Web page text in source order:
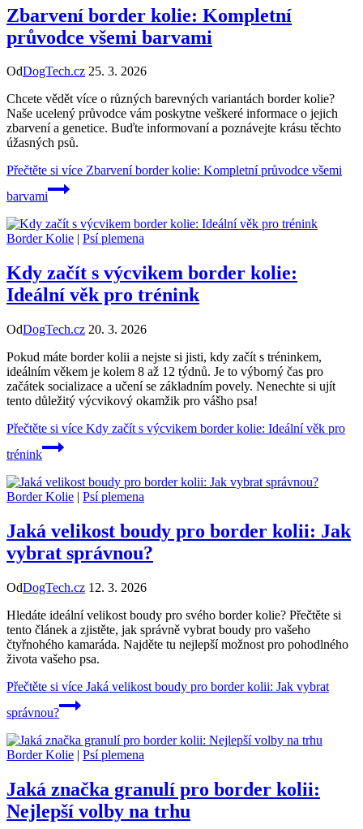
Zbarvení border kolie: Kompletní
průvodce všemi barvami
OdDogTech.cz 25. 3. 2026
Chcete vědět více o různých barevných variantách border kolie?
Naše ucelený průvodce vám poskytne veškeré informace o jejich
zbarvení a genetice. Buďte informovaní a poznávejte krásu těchto
úžasných psů.
Přečtěte si více Zbarvení border kolie: Kompletní průvodce všemi
barvami
Border Kolie Psí plemena
Kdy začít s výcvikem border kolie:
Ideální věk pro trénink
OdDogTech.cz 20. 3. 2026
Pokud máte border kolii a nejste si jisti, kdy začít s tréninkem,
ideálním věkem je kolem 8 až 12 týdnů. Je to výborný čas pro
začátek socializace a učení se základním povely. Nenechte si ujít
tento důležitý výcvikový okamžik pro vášho psa!
Přečtěte si více Kdy začít s výcvikem border kolie: Ideální věk pro
trénink
Border Kolie | Psí plemena
Jaká velikost boudy pro border kolii: Jak
vybrat správnou?
OdDogTech.cz 12. 3. 2026
Hledáte ideální velikost boudy pro svého border kolie? Přečtěte si
tento článek a zjistěte, jak správně vybrat boudy pro vašeho
čtyřnohého kamaráda. Najděte tu nejlepší možnost pro pohodlného
života vašeho psa.
Přečtěte si více Jaká velikost boudy pro border kolii: Jak vybrat
správnou?
Border Kolie | Psí plemena
Jaká značka granulí pro border kolii:
Nejlepší volby na trhu